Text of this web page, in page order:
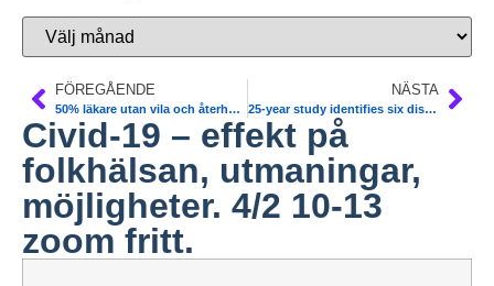
FÖREGÅENDE
50% läkare utan vila och återhämtning. Sv Läkarförb
NÄSTA
25-year study identifies six distinct subtypes of pre diabetes. Nature Medicine
Civid-19 – effekt på
folkhälsan, utmaningar,
möjligheter. 4/2 10-13
zoom fritt.